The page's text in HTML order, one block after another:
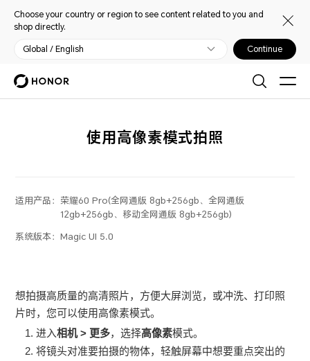
Choose your country or region to see content related to you and
shop directly.
Global / English Continue
使用高像素模式拍照
适用产品： 荣耀60 Pro(全网通版 8gb+256gb、全网通版
12gb+256gb、移动全网通版 8gb+256gb)
系统版本：Magic UI 5.0
想拍摄高质量的高清照片，方便大屏浏览，或冲洗、打印照
片时，您可以使用高像素模式。
进入相机> 更多，选择高像素模式。
将镜头对准要拍摄的物体，轻触屏幕中想要重点突出的